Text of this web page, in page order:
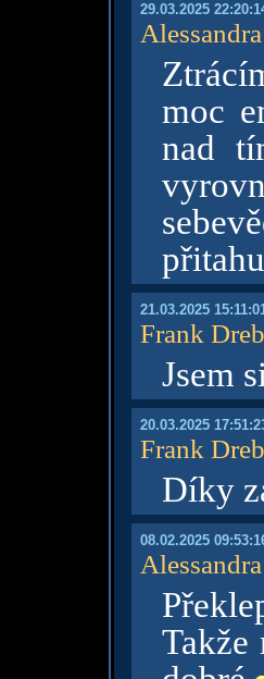
29.03.2025
moc
nad
21.03.2025
Frank
Jsem
20.03.2025
Frank
Díky
08.02.2025
Takže